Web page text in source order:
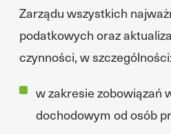
Zarządu wszystkich
podatkowych oraz
czynności, w szczególności:
w zakresie zobowiązań
dochodowym od osób